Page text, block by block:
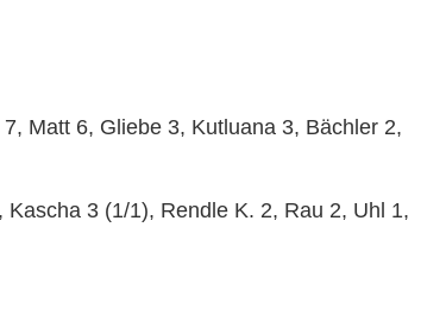
Matt 6, Gliebe 3, Kutluana 3, Bächler 2,
3 (1/1), Rendle K. 2, Rau 2, Uhl 1,